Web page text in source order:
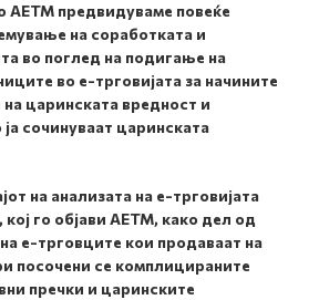
АЕТМ предвидуваме повеќе
на соработката и
во поглед на подигање на
во е-трговијата за начините
царинската вредност и
сочинуваат царинската
на анализата на е-трговијата
кој го објави АЕТМ, како дел од
е-трговците кои продаваат на
посочени се комплицираните
пречки и царинските